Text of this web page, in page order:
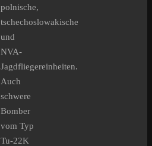
polnische,
tschechoslowakische
und
NVA-
Jagdfliegereinheiten.
Auch
schwere
Bomber
vom Typ
Tu-22K